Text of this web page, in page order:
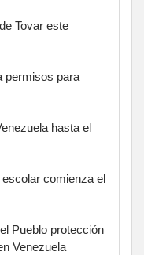
Tovar este
permisos para
hasta el
comienza el
Pueblo protección
Venezuela